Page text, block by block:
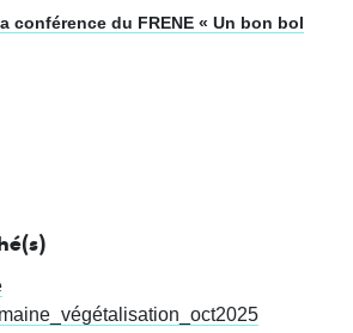
conférence du FRENE « Un bon bol